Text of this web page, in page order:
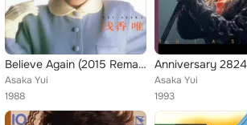
Believe Again (2015 Remaster)
Asaka Yui
1988
Asaka Yui
1993